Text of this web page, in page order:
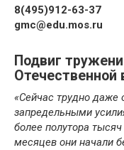
8(495)912-63-37
gmc@edu.mos.ru
Подвиг
Отечественной
«Сейчас трудно даже
запредельными
более полутора
месяцев они начали